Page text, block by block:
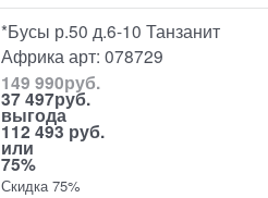
*Бусы р.50 д.6-10 Танзанит
Африка арт: 078729
149 990руб.
37 497руб.
выгода
112 493 руб.
или
75%
Скидка 75%